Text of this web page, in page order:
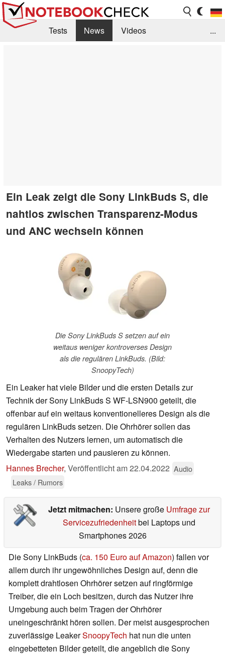
Tests News
Videos
...
Ein Leak zeigt die Sony LinkBuds S, die
nahtlos zwischen Transparenz-Modus
und ANC wechseln können
Die Sony LinkBuds S setzen auf ein
weitaus weniger kontroverses Design
als die regulären LinkBuds. (Bild:
SnoopyTech)
Ein Leaker hat viele Bilder und die ersten Details zur
Technik der Sony LinkBuds S WF-LSN900 geteilt, die
offenbar auf ein weitaus konventionelleres Design als die
regulären LinkBuds setzen. Die Ohrhörer sollen das
Verhalten des Nutzers lernen, um automatisch die
Wiedergabe starten und pausieren zu können.
Hannes Brecher, Veröffentlicht am22.04.2022 Audio
Leaks / Rumors
Jetzt mitmachen: Unsere große Umfrage zur
Servicezufriedenheitbei Laptops und
Smartphones 2026
Die Sony LinkBuds (ca. 150 Euro auf Amazon) fallen vor
allem durch ihr ungewöhnliches Design auf, denn die
komplett drahtlosen Ohrhörer setzen auf ringförmige
Treiber, die ein Loch besitzen, durch das Nutzer ihre
Umgebung auch beim Tragen der Ohrhörer
uneingeschränkt hören sollen. Der meist ausgesprochen
zuverlässige LeakerSnoopyTech hat nun die unten
eingebetteten Bilder geteilt, die angeblich die Sony